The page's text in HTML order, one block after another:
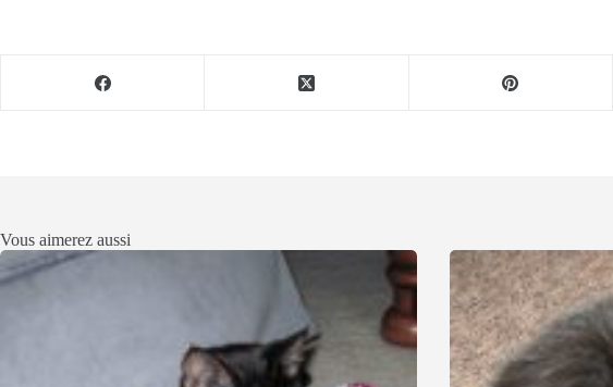
Vous aimerez aussi